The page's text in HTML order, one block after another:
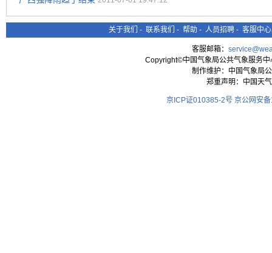
关于我们 - 联系我们 - 帮助 - 人员招聘 - 客服中心
客服邮箱：
Copyright©中国气象局公共气象服务
制作维护：中国气象局
郑重声明：中国天
京ICP证010385-2号 京公网安